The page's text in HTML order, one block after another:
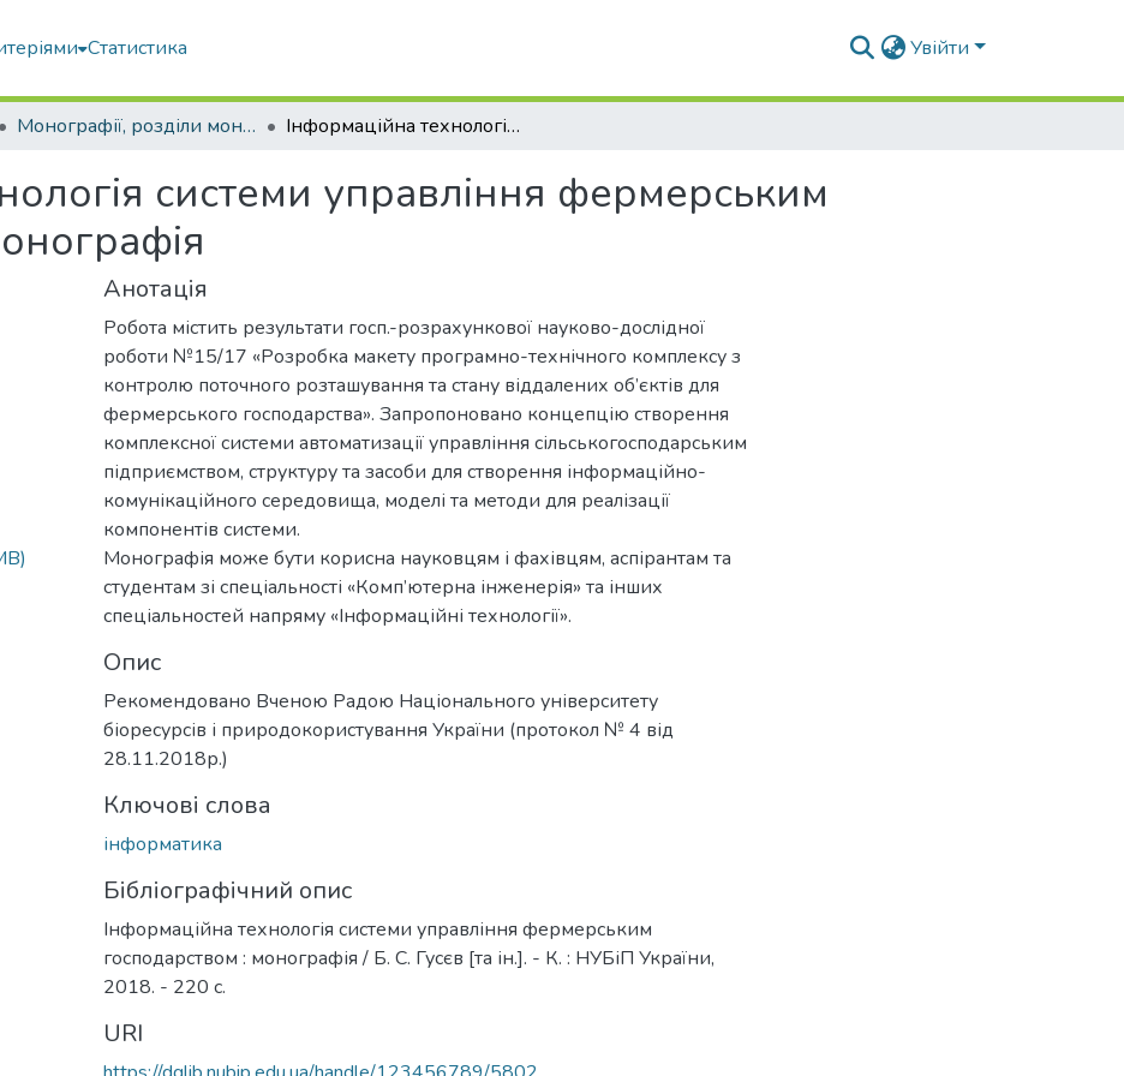
Статистика Увійти
Монографії, розділи монографій, доповіді Інформаційна технологія системи управління фермерським господарством : монографія
системи управління фермерським
Анотація
Робота містить результати госп.-розрахункової науково-дослідної
роботи №15/17 «Розробка макету програмно-технічного комплексу з
контролю поточного розташування та стану віддалених об’єктів для
фермерського господарства». Запропоновано концепцію створення
комплексної системи автоматизації управління сільськогосподарським
підприємством, структуру та засоби для створення інформаційно-
комунікаційного середовища, моделі та методи для реалізації
компонентів системи.
Монографія може бути корисна науковцям і фахівцям, аспірантам та
студентам зі спеціальності «Комп’ютерна інженерія» та інших
спеціальностей напряму «Інформаційні технології».
Опис
Рекомендовано Вченою Радою Національного університету
біоресурсів і природокористування України (протокол № 4 від
28.11.2018р.)
Ключові слова
інформатика
Бібліографічний опис
Інформаційна технологія системи управління фермерським
господарством : монографія / Б. С. Гусєв [та ін.]. - К. : НУБіП України,
2018. - 220 с.
URI